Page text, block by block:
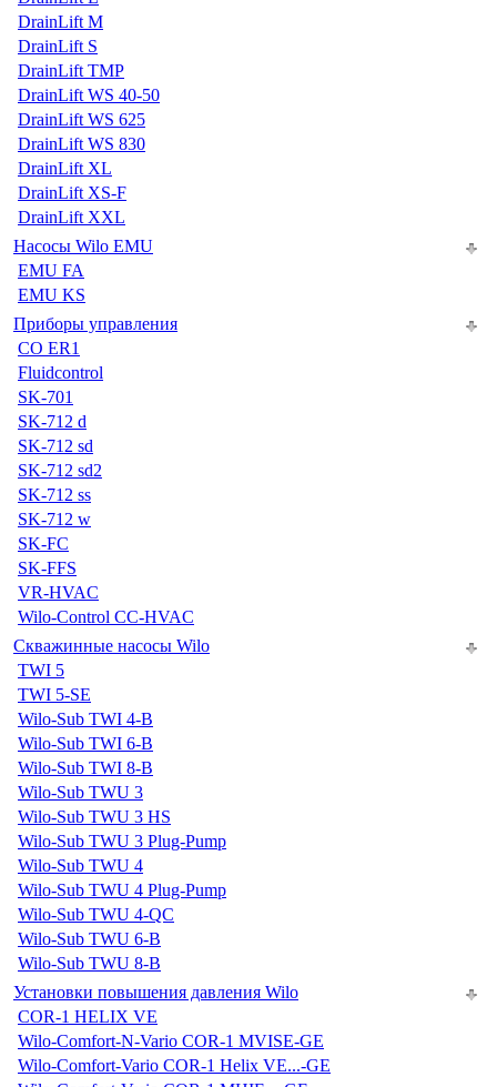
DrainLift M
DrainLift S
DrainLift TMP
DrainLift WS 40-50
DrainLift WS 625
DrainLift WS 830
DrainLift XL
DrainLift XS-F
DrainLift XXL
Насосы Wilo EMU
EMU FA
EMU KS
Приборы управления
CO ER1
Fluidcontrol
SK-701
SK-712 d
SK-712 sd
SK-712 sd2
SK-712 ss
SK-712 w
SK-FC
SK-FFS
VR-HVAC
Wilo-Control CC-HVAC
Скважинные насосы Wilo
TWI 5
TWI 5-SE
Wilo-Sub TWI 4-B
Wilo-Sub TWI 6-B
Wilo-Sub TWI 8-B
Wilo-Sub TWU 3
Wilo-Sub TWU 3 HS
Wilo-Sub TWU 3 Plug-Pump
Wilo-Sub TWU 4
Wilo-Sub TWU 4 Plug-Pump
Wilo-Sub TWU 4-QC
Wilo-Sub TWU 6-B
Wilo-Sub TWU 8-B
Установки повышения давления Wilo
COR-1 HELIX VE
Wilo-Comfort-N-Vario COR-1 MVISE-GE
Wilo-Comfort-Vario COR-1 Helix VE...-GE